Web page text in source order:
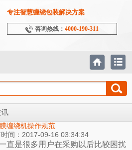
专注智慧缠绕包装解决方案
咨询热线： 4000-190-311
讯
缠绕机操作规范
时间：2017-09-16 03:34:34
直是很多用户在采购以后比较困扰